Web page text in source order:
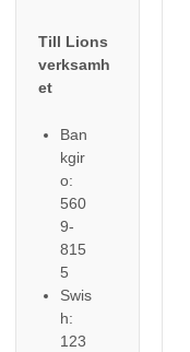
Till Lions
verksamh
et
Ban
kgir
o:
560
9-
815
5
Swis
h:
123